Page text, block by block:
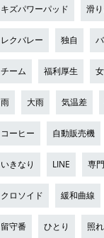
キズパワーパッド 滑
レクバレー 独自
チーム 福利厚生
雨 大雨 気温差
コーヒー 自動販売機
いきなり LINE 専
クロソイド 緩和曲線
留守番 ひとり 照